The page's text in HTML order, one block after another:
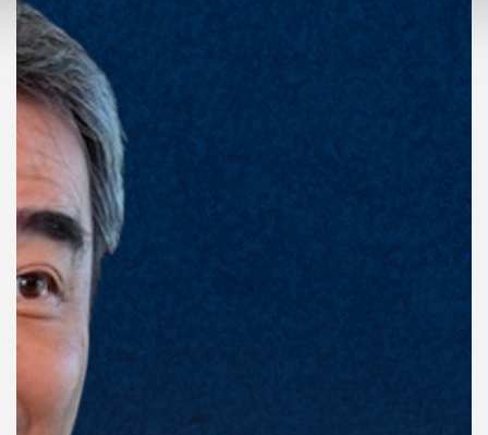
ย์
ลิ
สต์
แนะนำ
เพล
ลิ
สต์
ของ
คุณ